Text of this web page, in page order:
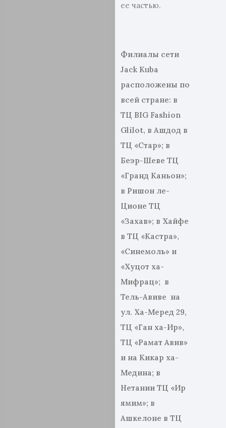
ее частью.
Филиалы сети
Jack Kuba
расположены по
всей стране: в
ТЦ BIG Fashion
Glilot, в Ашдод в
ТЦ «Стар»; в
Беэр-Шеве ТЦ
«Гранд Каньон»;
в Ришон ле-
Ционе ТЦ
«Захав»; в Хайфе
в ТЦ «Кастра»,
«Синемоль» и
«Хуцот ха-
Мифрац»; в
Тель-Авиве на
ул. Ха-Меред 29,
ТЦ «Ган ха-Ир»,
ТЦ «Рамат Авив»
и на Кикар ха-
Медина; в
Нетании ТЦ «Ир
ямим»; в
Ашкелоне в ТЦ